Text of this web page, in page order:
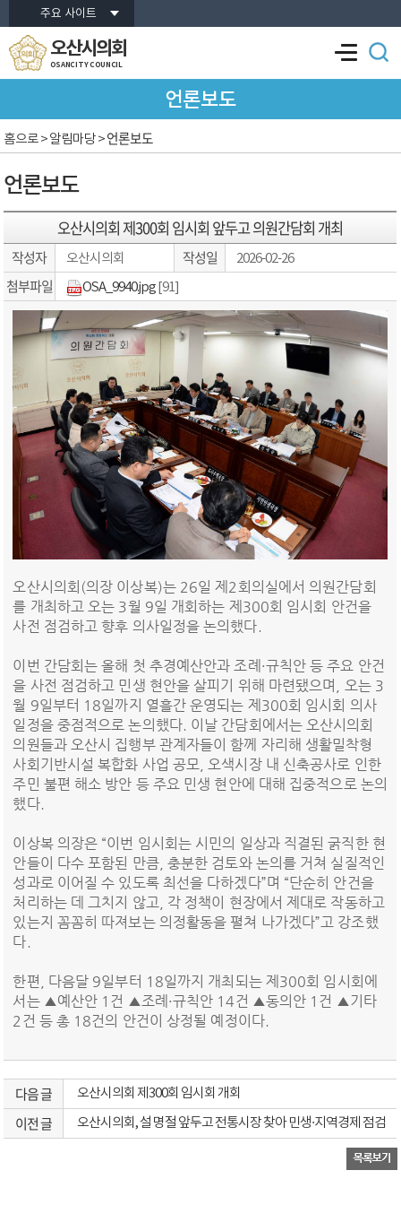
본문바로가기주요 사이트
오산시의회
OSANCITY COUNCIL
언론보도
언론보도
홈으로> 알림마당 >언론보도
오산시의회 제300회 임시회 앞두고 의원간담회 개최
작성자 오산시의회 작성일 2026-02-26
첨부파일 OSA_9940.jpg [91]
오산시의회(의장 이상복)는 26일 제2회의실에서 의원간담회
를 개최하고 오는 3월 9일 개회하는 제300회 임시회 안건을
사전 점검하고 향후 의사일정을 논의했다.
이번 간담회는 올해 첫 추경예산안과 조례·규칙안 등 주요 안건
을 사전 점검하고 민생 현안을 살피기 위해 마련됐으며, 오는 3
월 9일부터 18일까지 열흘간 운영되는 제300회 임시회 의사
일정을 중점적으로 논의했다. 이날 간담회에서는 오산시의회
의원들과 오산시 집행부 관계자들이 함께 자리해 생활밀착형
사회기반시설 복합화 사업 공모, 오색시장 내 신축공사로 인한
주민 불편 해소 방안 등 주요 민생 현안에 대해 집중적으로 논의
했다.
이상복 의장은 “이번 임시회는 시민의 일상과 직결된 굵직한 현
안들이 다수 포함된 만큼, 충분한 검토와 논의를 거쳐 실질적인
성과로 이어질 수 있도록 최선을 다하겠다”며 “단순히 안건을
처리하는 데 그치지 않고, 각 정책이 현장에서 제대로 작동하고
있는지 꼼꼼히 따져보는 의정활동을 펼쳐 나가겠다”고 강조했
다.
한편, 다음달 9일부터 18일까지 개최되는 제300회 임시회에
서는 ▲예산안 1건 ▲조례·규칙안 14건 ▲동의안 1건 ▲기타
2건 등 총 18건의 안건이 상정될 예정이다.
다음 글 오산시의회 제300회 임시회 개회
이전 글 오산시의회, 설 명절 앞두고 전통시장 찾아 민생·지역경제 점검